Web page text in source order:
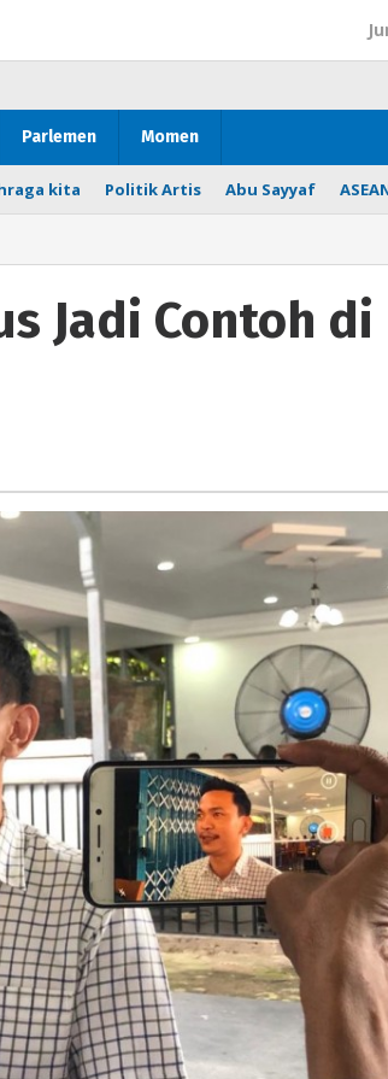
Parlemen Momen
kita Politik Artis Abu Sayyaf
Jadi Contoh di